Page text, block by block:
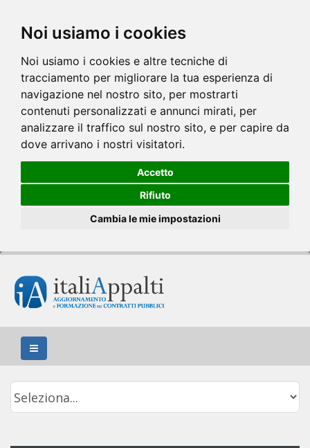
Noi usiamo i cookies
Noi usiamo i cookies e altre tecniche di
tracciamento per migliorare la tua esperienza di
navigazione nel nostro sito, per mostrarti
contenuti personalizzati e annunci mirati, per
analizzare il traffico sul nostro sito, e per capire da
dove arrivano i nostri visitatori.
Accetto
Rifiuto
Cambia le mie impostazioni